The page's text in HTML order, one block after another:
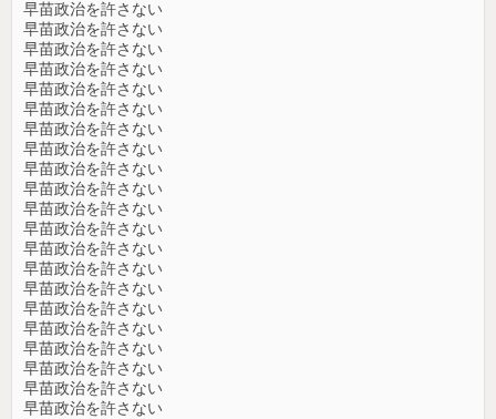
早苗政治を許さない
早苗政治を許さない
早苗政治を許さない
早苗政治を許さない
早苗政治を許さない
早苗政治を許さない
早苗政治を許さない
早苗政治を許さない
早苗政治を許さない
早苗政治を許さない
早苗政治を許さない
早苗政治を許さない
早苗政治を許さない
早苗政治を許さない
早苗政治を許さない
早苗政治を許さない
早苗政治を許さない
早苗政治を許さない
早苗政治を許さない
早苗政治を許さない
早苗政治を許さない